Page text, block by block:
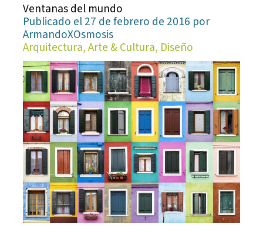
Ventanas del mundo
Publicado el 27 de febrero de 2016 por
ArmandoXOsmosis
Arquitectura, Arte & Cultura, Diseño